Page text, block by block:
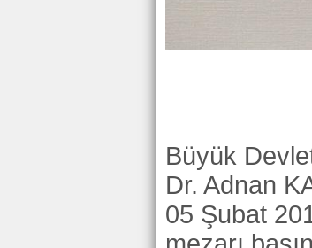
Büyük
Dr. Adnan
05 Şubat